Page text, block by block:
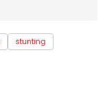
stunting